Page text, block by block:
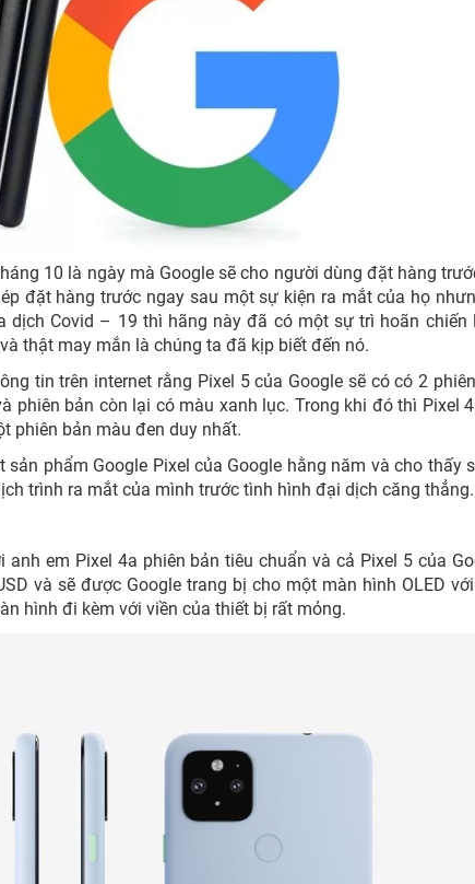
10 là ngày mà Google sẽ cho người dùng đặt hàng
đặt hàng trước ngay sau một sự kiện ra mắt của họ
dịch Covid – 19 thì hãng này đã có một sự trì hoãn chiến
thật may mắn là chúng ta đã kịp biết đến nó.
tin trên internet rằng Pixel 5 của Google sẽ có có 2
phiên bản còn lại có màu xanh lục. Trong khi đó thì Pixel
phiên bản màu đen duy nhất.
phẩm Google Pixel của Google hằng năm và cho thấy
trình ra mắt của mình trước tình hình đại dịch căng thẳng.
em Pixel 4a phiên bản tiêu chuẩn và cả Pixel 5 của
và sẽ được Google trang bị cho một màn hình OLED
hình đi kèm với viền của thiết bị rất mỏng.